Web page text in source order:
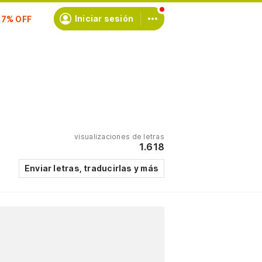
Iniciar sesión
visualizaciones de letras
1.618
Enviar letras, traducirlas y más